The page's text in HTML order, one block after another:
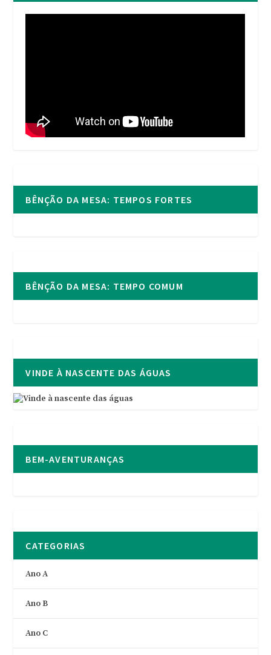
BÊNÇÃO DA MESA: TEMPOS FORTES
BÊNÇÃO DA MESA: TEMPO COMUM
VINDE À NASCENTE DAS ÁGUAS
BEM-AVENTURANÇAS
CATEGORIAS
Ano A
Ano B
Ano C